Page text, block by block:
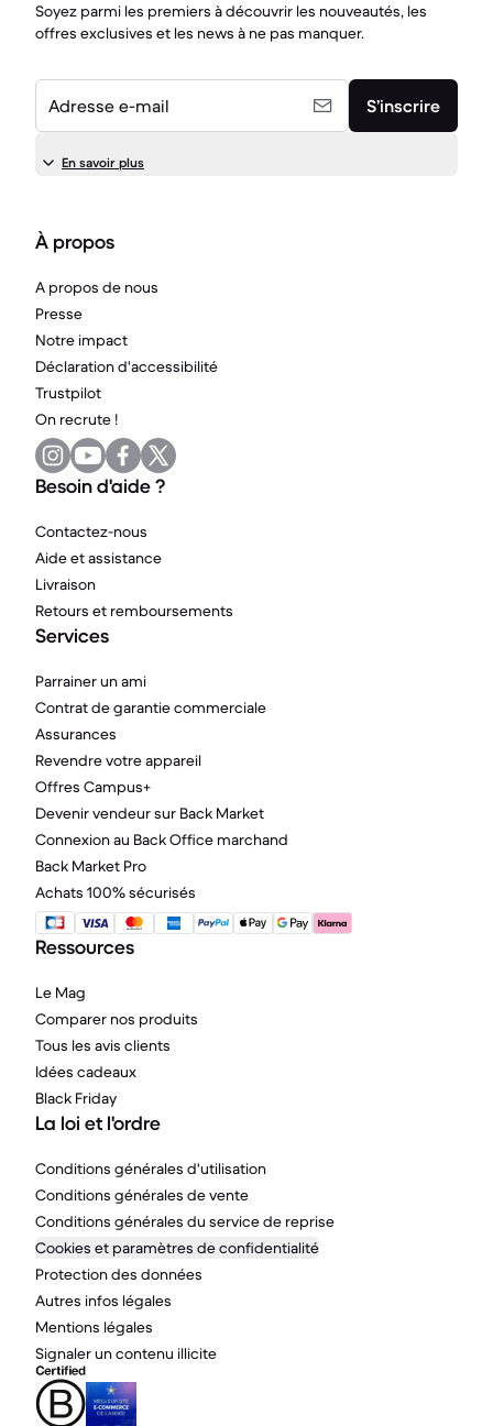
Soyez parmi les premiers à découvrir les nouveautés, les
offres exclusives et les news à ne pas manquer.
Adresse e-mail S’inscrire
En savoir plus
À propos
A propos de nous
Presse
Notre impact
Déclaration d'accessibilité
Trustpilot
On recrute !
Besoin d'aide ?
Contactez-nous
Aide et assistance
Livraison
Retours et remboursements
Services
Parrainer un ami
Contrat de garantie commerciale
Assurances
Revendre votre appareil
Offres Campus+
Devenir vendeur sur Back Market
Connexion au Back Office marchand
Back Market Pro
Achats 100% sécurisés
Ressources
Le Mag
Comparer nos produits
Tous les avis clients
Idées cadeaux
Black Friday
La loi et l'ordre
Conditions générales d'utilisation
Conditions générales de vente
Conditions générales du service de reprise
Cookies et paramètres de confidentialité
Protection des données
Autres infos légales
Mentions légales
Signaler un contenu illicite